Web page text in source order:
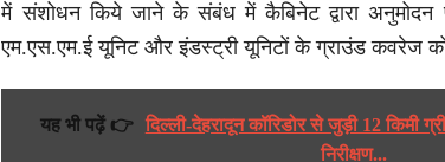
में संशोधन किये जाने के संबंध में कैबिनेट द्वारा अनुमोदन
एम.एस.एम.ई यूनिट और इंडस्ट्री यूनिटों के ग्राउंड कवरेज को
यह भी पढ़ें 👉 दिल्ली-देहरादून कॉरिडोर से जुड़ी 12 किमी
निरीक्षण...